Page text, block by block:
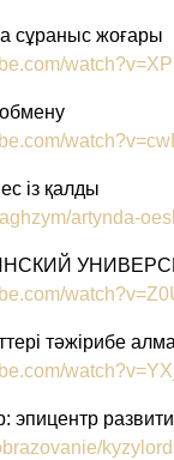
сұраныс жоғары
із қалды
artynda-
тәжірибе
эпицентр